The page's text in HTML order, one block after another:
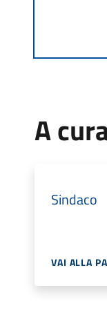
A
Sindaco
VAI ALLA